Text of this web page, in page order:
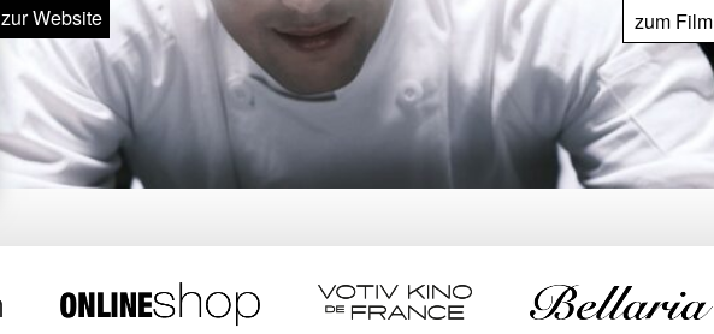
zur Website
zum Film